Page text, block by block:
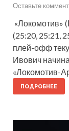
Оставьте
«Локомотив»
(25:20, 25:21,
плей-офф
Ивович
«Локомотив-
ПОДРОБНЕЕ